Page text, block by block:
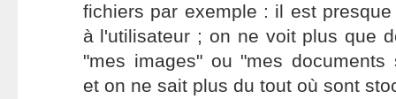
fichiers par exemple : il est
à l'utilisateur ; on ne voit plus que
"mes images" ou "mes documents
et on ne sait plus du tout où sont